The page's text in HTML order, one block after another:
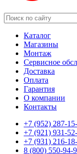
Каталог
Магазины
Монтаж
Сервисное
Доставка
Оплата
Гарантия
О компании
Контакты
+7 (952) 287-
+7 (921) 931-
+7 (931) 216-
8 (800) 550-94-